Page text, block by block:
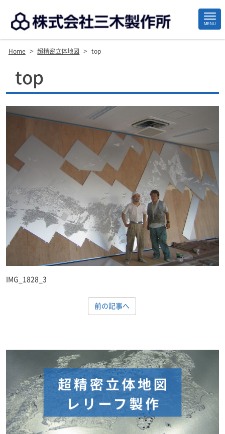
MENU
Home > 超精密立体地図 > top
top
IMG_1828_3
前の記事へ
Site
Footer